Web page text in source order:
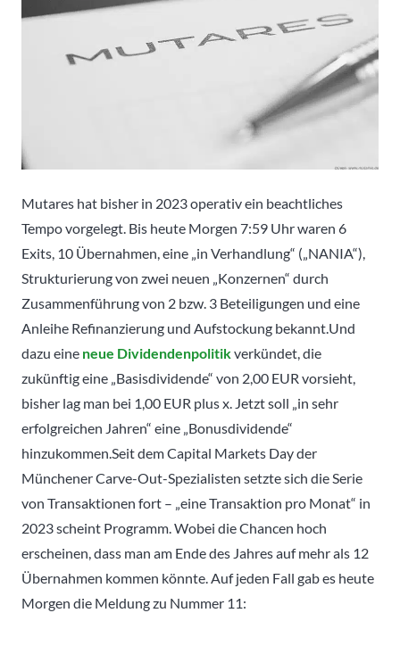
Mutares hat bisher in 2023 operativ ein beachtliches
Tempo vorgelegt. Bis heute Morgen 7:59 Uhr waren 6
Exits, 10 Übernahmen, eine „in Verhandlung“ („NANIA“),
Strukturierung von zwei neuen „Konzernen“ durch
Zusammenführung von 2 bzw. 3 Beteiligungen und eine
Anleihe Refinanzierung und Aufstockung bekannt.Und
dazu eine neue Dividendenpolitikverkündet, die
zukünftig eine „Basisdividende“ von 2,00 EUR vorsieht,
bisher lag man bei 1,00 EUR plus x. Jetzt soll „in sehr
erfolgreichen Jahren“ eine „Bonusdividende“
hinzukommen.Seit dem Capital Markets Day der
Münchener Carve-Out-Spezialisten setzte sich die Serie
von Transaktionen fort – „eine Transaktion pro Monat“ in
2023 scheint Programm. Wobei die Chancen hoch
erscheinen, dass man am Ende des Jahres auf mehr als 12
Übernahmen kommen könnte. Auf jeden Fall gab es heute
Morgen die Meldung zu Nummer 11: